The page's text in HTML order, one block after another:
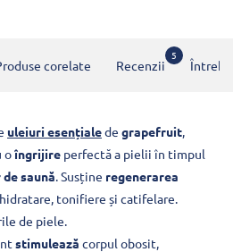
corelate Recenzii
5
uleiuri esențialede grapefruit
oîngrijire perfectă a pielii în timpul
saună . Susține regenerarea
tonifiere și catifelare.
de piele.
stimulează corpul obosit,